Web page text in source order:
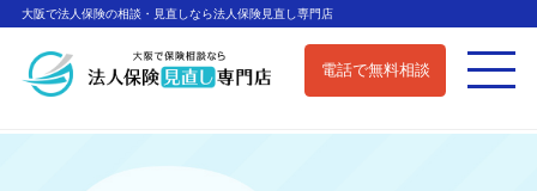
大阪で法人保険の相談・見直しなら法人保険見直し専門店
電話で無料相談